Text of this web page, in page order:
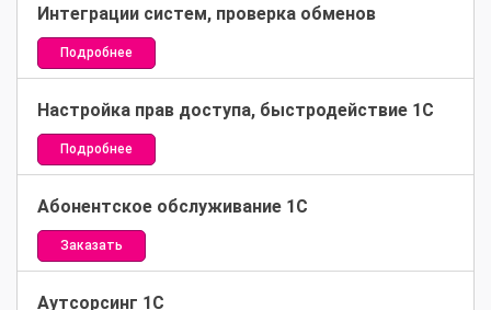
Интеграции систем, проверка обменов
Подробнее
Настройка прав доступа, быстродействие 1С
Подробнее
Абонентское обслуживание 1С
Заказать
Аутсорсинг 1С